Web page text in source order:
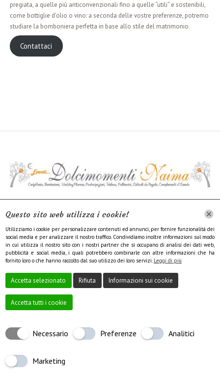
pregiata, a quelle più anticonvenzionali fino a quelle “utili” e sostenibili,
come bottiglie d’olio o vino: a seconda delle vostre preferenze, potremo
studiare la bomboniera perfetta in base allo stile del matrimonio.
Contattaci
INFORMATIVA SUL TRATTAMENTO DEI DATI
COOKIE POLICY
Creato da Local Web – Agenzia Web Marketing MilanoCopyrights © 2021
EVENTI DOLCI MOMENTI | Tutti i diritti riservati.
Questo sito web utilizza i cookie!
Utilizziamo i cookie per personalizzare contenuti ed annunci, per fornire funzionalità dei
social media e per analizzare il nostro traffico. Condividiamo inoltre informazioni sul modo
in cui utilizza il nostro sito con i nostri partner che si occupano di analisi dei dati web,
pubblicità e social media, i quali potrebbero combinarle con altre informazioni che ha
fornito loro o che hanno raccolto dal suo utilizzo dei loro servizi. Leggi di più
Accetta selezionato Rifiuta Informazioni sui cookie
Accetta tutti i cookie
Necessario Preferenze Analitici
Marketing